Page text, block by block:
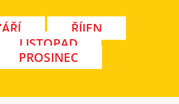
ŘÍJEN
LISTOPAD
PROSINEC